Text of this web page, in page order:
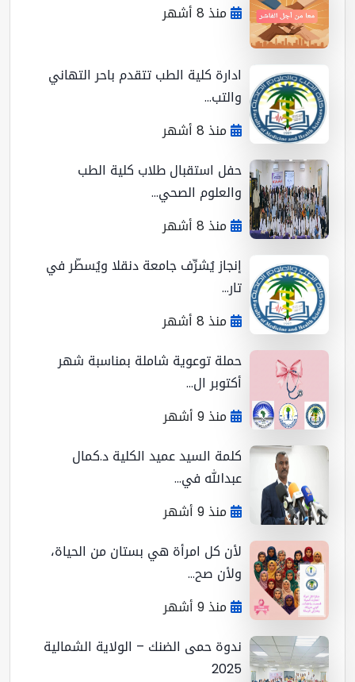
منذ 8 أشهر
ادارة كلية الطب تتقدم باحر التهاني
والتب...
منذ 8 أشهر
حفل استقبال طلاب كلية الطب
والعلوم الصحي...
منذ 8 أشهر
إنجاز يُشرِّف جامعة دنقلا ويُسطّر في
تار...
منذ 8 أشهر
حملة توعوية شاملة بمناسبة شهر
أكتوبر ال...
منذ 9 أشهر
كلمة السيد عميد الكلية د.كمال
عبدالله في...
منذ 9 أشهر
لأن كل امرأة هي بستان من الحياة،
ولأن صح...
منذ 9 أشهر
ندوة حمى الضنك – الولاية الشمالية
2025